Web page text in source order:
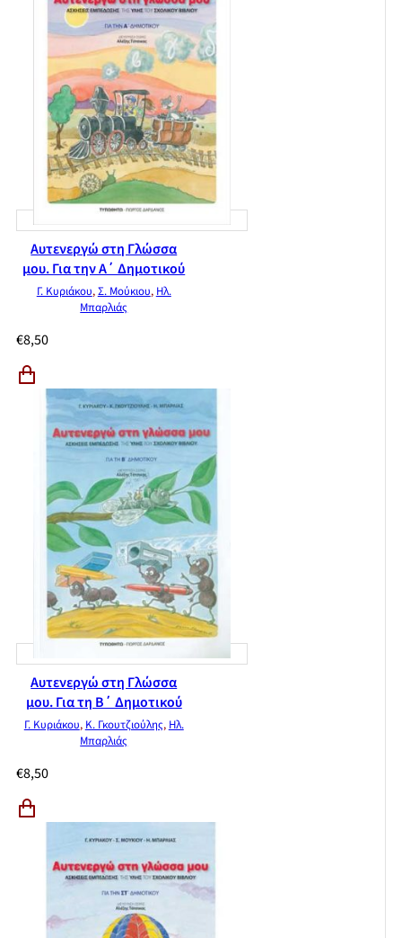
Βασικό λεξιλόγιο
Απαντήσεις στις ασκήσεις εμπέδωσης
Αυτενεργώ στη Γλώσσα
μου. Για την Α΄ Δημοτικού
Γ. Κυριάκου,Σ. Μούκιου, Ηλ.
Μπαρλιάς
€8,50
Αυτενεργώ στη Γλώσσα
μου. Για τη Β΄ Δημοτικού
Γ. Κυριάκου, Κ. Γκουτζιούλης, Ηλ.
Μπαρλιάς
€8,50